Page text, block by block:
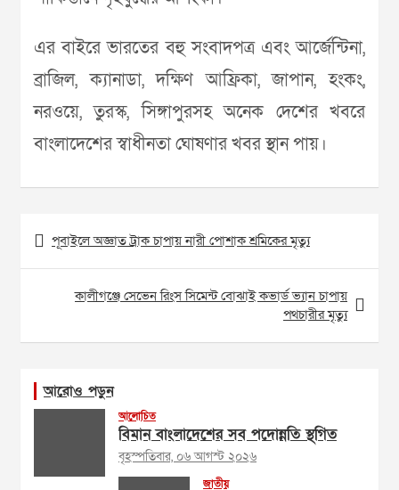
এর বাইরে ভারতের বহু সংবাদপত্র এবং আর্জেন্টিনা,
ব্রাজিল, ক্যানাডা, দক্ষিণ আফ্রিকা, জাপান, হংকং,
নরওয়ে, তুরস্ক, সিঙ্গাপুরসহ অনেক দেশের খবরে
বাংলাদেশের স্বাধীনতা ঘোষণার খবর স্থান পায়।
Post
navigation
পূবাইলে অজ্ঞাত ট্রাক চাপায় নারী পোশাক শ্রমিকের মৃত্যু
কালীগঞ্জে সেভেন রিংস সিমেন্ট বোঝাই কভার্ড ভ্যান চাপায়
পথচারীর মৃত্যু
আরোও পড়ুন
আলোচিত
বিমান বাংলাদেশের সব পদোন্নতি স্থগিত
বৃহস্পতিবার, ০৬ আগস্ট ২০২৬
জাতীয়